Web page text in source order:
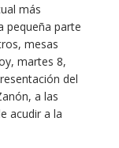
más
pequeña parte
mesas
martes 8,
del
a las
acudir a la